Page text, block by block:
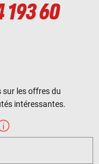
193 60
les offres du
intéressantes.